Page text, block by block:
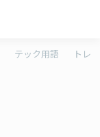
テック用語 トレ